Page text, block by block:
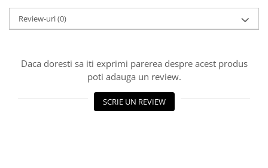
Review-uri(0)
Daca doresti sa iti exprimi parerea despre acest produs
poti adauga un review.
SCRIE UN REVIEW